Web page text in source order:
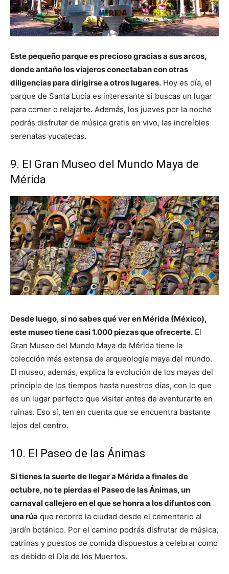
Este pequeño parque es precioso gracias a sus arcos,
donde antaño los viajeros conectaban con otras
diligencias para dirigirse a otros lugares. Hoy es día, el
parque de Santa Lucía es interesante si buscas un lugar
para comer o relajarte. Además, los jueves por la noche
podrás disfrutar de música gratis en vivo, las increíbles
serenatas yucatecas.
9. El Gran Museo del Mundo Maya de
Mérida
Desde luego, si no sabes qué ver en Mérida (México),
este museo tiene casi 1.000 piezas que ofrecerte. El
Gran Museo del Mundo Maya de Mérida tiene la
colección más extensa de arqueología maya del mundo.
El museo, además, explica la evolución de los mayas del
principio de los tiempos hasta nuestros días, con lo que
es un lugar perfecto que visitar antes de aventurarte en
ruinas. Eso sí, ten en cuenta que se encuentra bastante
lejos del centro.
10. El Paseo de las Ánimas
Si tienes la suerte de llegar a Mérida a finales de
octubre, no te pierdas el Paseo de las Ánimas, un
carnaval callejero en el que se honra a los difuntos con
una rúa que recorre la ciudad desde el cementerio al
jardín botánico. Por el camino podrás disfrutar de música,
catrinas y puestos de comida dispuestos a celebrar como
es debido el Día de los Muertos.